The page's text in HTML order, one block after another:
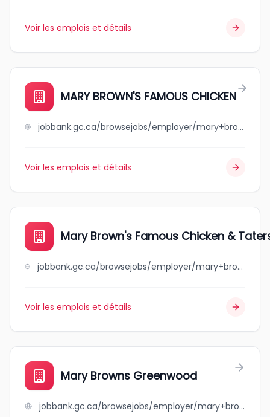
Voir les emplois et détails
MARY BROWN'S FAMOUS CHICKEN
jobbank.gc.ca/browsejobs/employer/mary+brown%27s+famous+chicken/ca
Voir les emplois et détails
Mary Brown's Famous Chicken &
jobbank.gc.ca/browsejobs/employer/mary+brown%27s+famous+chicken+%26+taters/ca
Voir les emplois et détails
Mary Browns Greenwood
jobbank.gc.ca/browsejobs/employer/mary+browns+greenwood/ca